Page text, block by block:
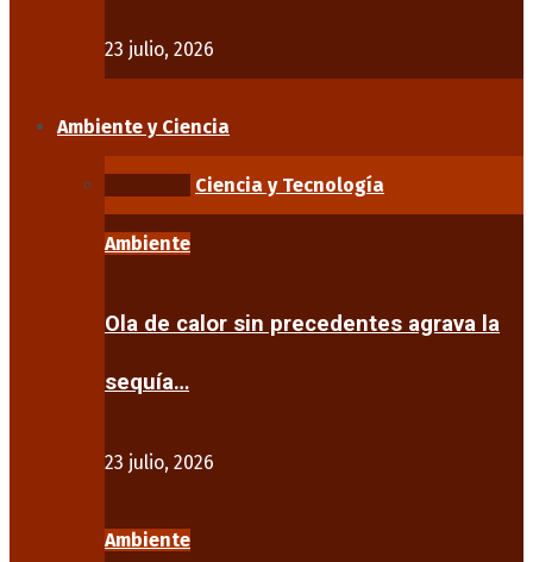
23 julio, 2026
Ambiente y Ciencia
Ciencia y Tecnología
Ambiente
Ola de calor sin precedentes agrava la
sequía…
23 julio, 2026
Ambiente